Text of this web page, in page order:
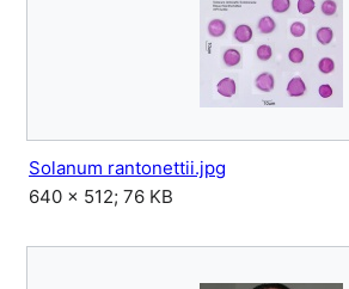
Solanum rantonettii.jpg
640 × 512; 76 KB